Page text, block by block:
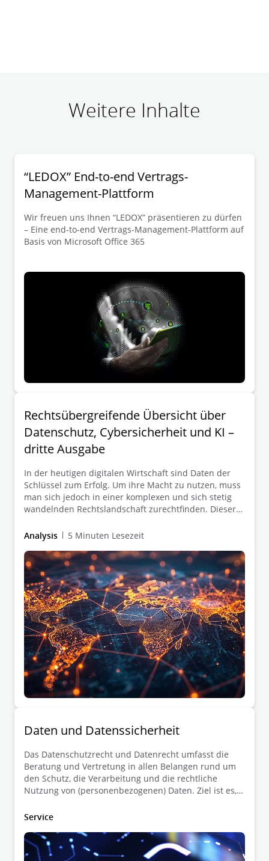
Weitere Inhalte
“LEDOX” End-to-end Vertrags-
Management-Plattform
Wir freuen uns Ihnen “LEDOX” präsentieren zu dürfen
– Eine end-to-end Vertrags-Management-Plattform auf
Basis von Microsoft Office 365
Rechtsübergreifende Übersicht über
Datenschutz, Cybersicherheit und KI –
dritte Ausgabe
In der heutigen digitalen Wirtschaft sind Daten der
Schlüssel zum Erfolg. Um ihre Macht zu nutzen, muss
man sich jedoch in einer komplexen und sich stetig
wandelnden Rechtslandschaft zurechtfinden. Dieser
die jüngsten Entwicklungen und künftigen Trends in
den Bereichen Datenschutz, Cybersicherheit und
künstliche Intelligenz in 51 Ländern.
Analysis 5 Minuten Lesezeit
Daten­ und Daten­ssicherheit
Das Datenschutzrecht und Datenrecht umfasst die
Beratung und Vertretung in allen Belangen rund um
den Schutz, die Verarbeitung und die rechtliche
Nutzung von (personenbezogenen) Daten. Ziel ist es,
Datenschutzbestimmungen zu unterstützen und
minimieren.
Service